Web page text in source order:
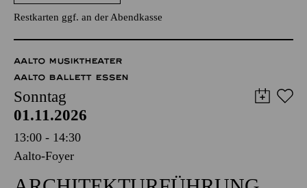
Restkarten ggf. an der Abendkasse
AALTO MUSIKTHEATER
AALTO BALLETT ESSEN
Sonntag
01.11.2026
13:00 - 14:30
Aalto-Foyer